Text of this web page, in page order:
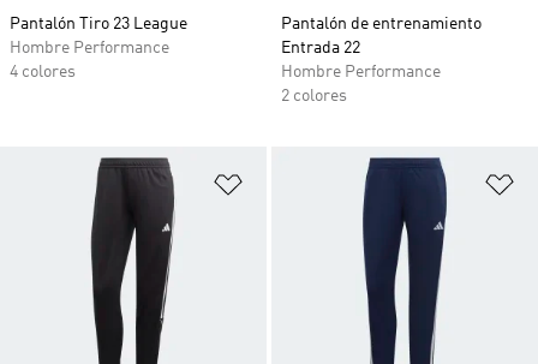
Pantalón Tiro 23 League
Hombre Performance
4 colores
Pantalón de entrenamiento
Entrada 22
Hombre Performance
2 colores
Añadir a la lista de deseos